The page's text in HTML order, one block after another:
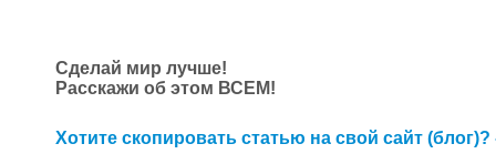
Сделай мир лучше!
Расскажи об этом ВСЕМ!
Хотите скопировать статью на свой сайт (блог)?